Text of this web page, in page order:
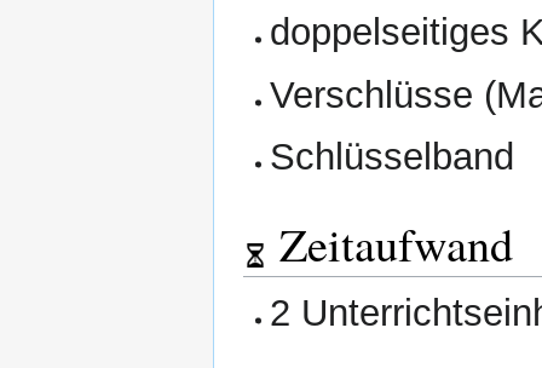
doppelseitiges
Verschlüsse
Schlüsselband
Zeitaufwand
2